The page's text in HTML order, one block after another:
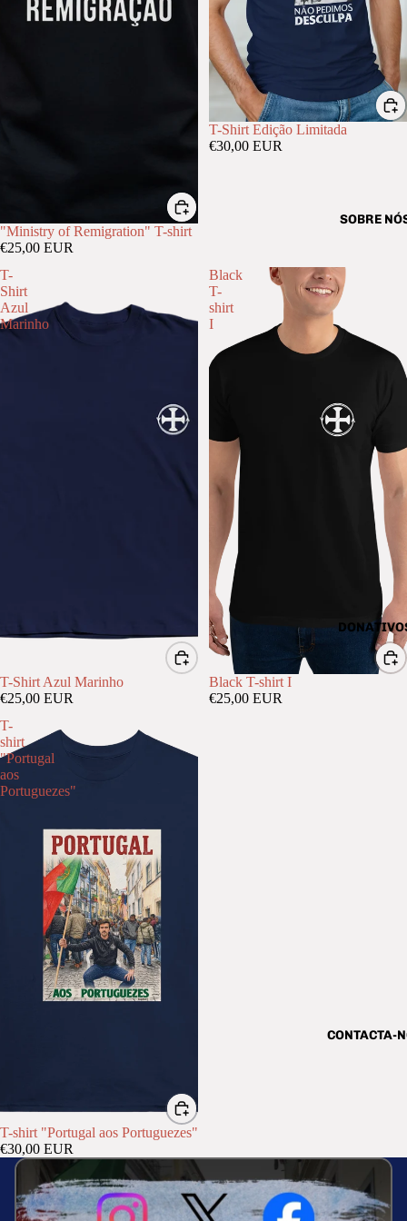
SOBRE
CONTACTA-
"Ministry of Remigration" T-shirt
€25,00 EUR
T-Shirt Edição Limitada
€30,00 EUR
T-
Shirt
Azul
Marinho
T-Shirt Azul Marinho
€25,00 EUR
Black
T-
shirt
I
Black T-shirt I
€25,00 EUR
T-
shirt
"Portugal
aos
Portuguezes"
T-shirt "Portugal aos Portuguezes"
€30,00 EUR